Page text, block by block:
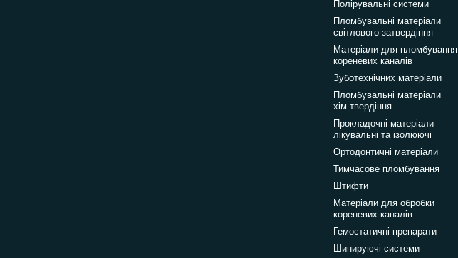
Полірувальні системи
Пломбувальні матеріали
світлового затвердіння
Матеріали для пломбування
кореневих каналів
Зуботехнічних матеріали
Пломбувальні матеріали
хім.твердіння
Прокладочні матеріали
лікувальні та ізолюючі
Ортодонтичні матеріали
Тимчасове пломбування
Штифти
Матеріали для обробки
кореневих каналів
Гемостатичні препарати
Шинируючі системи